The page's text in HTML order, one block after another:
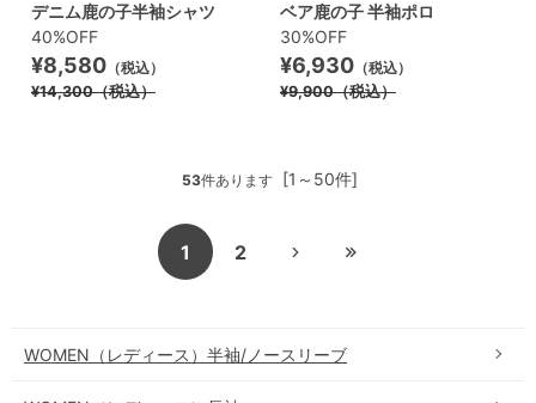
デニム鹿の子半袖シャツ
40%OFF
¥8,580 （税込）
¥14,300（税込）
ベア鹿の子 半袖ポロ
30%OFF
¥6,930 （税込）
¥9,900（税込）
[1～50件]
53件あります
1 2
WOMEN（レディース）半袖/ノースリーブ